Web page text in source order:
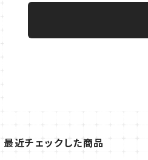
最近チェックした商品